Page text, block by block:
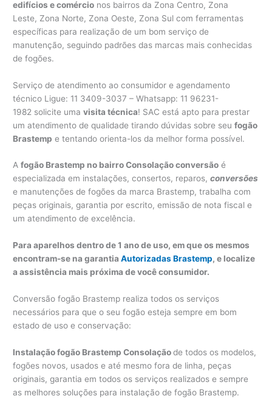
edifícios e comércio nos bairros da Zona Centro, Zona
Leste, Zona Norte, Zona Oeste, Zona Sul com ferramentas
específicas para realização de um bom serviço de
manutenção, seguindo padrões das marcas mais conhecidas
de fogões.
Serviço de atendimento ao consumidor e agendamento
técnico Ligue: 11 3409-3037 – Whatsapp: 11 96231-
1982 solicite umavisita técnica! SAC está apto para prestar
um atendimento de qualidade tirando dúvidas sobre seufogão
Brastemp e tentando orienta-los da melhor forma possível.
Afogão Brastemp no bairro Consolação conversão é
especializada em instalações, consertos, reparos,conversões
e manutenções de fogões da marca Brastemp, trabalha com
peças originais, garantia por escrito, emissão de nota fiscal e
um atendimento de excelência.
Para aparelhos dentro de 1 ano de uso, em que os mesmos
encontram-se na garantiaAutorizadas Brastemp, e localize
a assistência mais próxima de você consumidor.
Conversão fogão Brastemp realiza todos os serviços
necessários para que o seu fogão esteja sempre em bom
estado de uso e conservação:
Instalação fogão Brastemp Consolaçãode todos os modelos,
fogões novos, usados e até mesmo fora de linha, peças
originais, garantia em todos os serviços realizados e sempre
as melhores soluções para instalação de fogão Brastemp.